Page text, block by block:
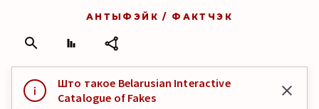
АНТЫФЭЙК / ФАКТЧЭК
Што такое Belarusian Interactive
Catalogue of Fakes